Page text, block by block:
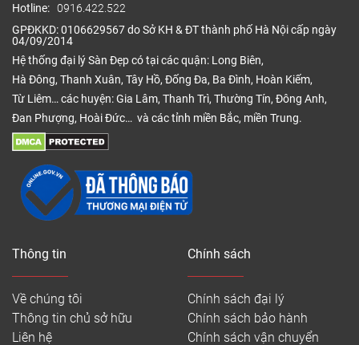
Hotline: 0916.422.522
GPĐKKD: 0106629567 do Sở KH & ĐT thành phố Hà Nội cấp ngày
04/09/2014
Hệ thống đại lý Sàn Đẹp có tại các quận: Long Biên,
Hà Đông, Thanh Xuân, Tây Hồ, Đống Đa, Ba Đình, Hoàn Kiếm,
Từ Liêm… các huyện: Gia Lâm, Thanh Trì, Thường Tín, Đông Anh,
Đan Phượng, Hoài Đức… và các tỉnh miền Bắc, miền Trung.
Thông tin
Về chúng tôi
Thông tin chủ sở hữu
Liên hệ
Chính sách
Chính sách đại lý
Chính sách bảo hành
Chính sách vận chuyển